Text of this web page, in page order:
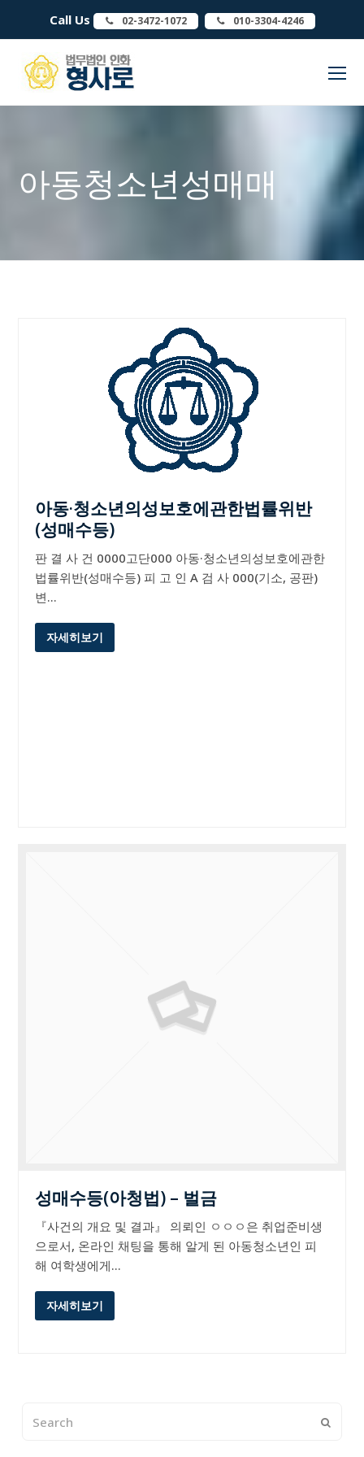
Call Us 02-3472-1072 010-3304-4246
아동청소년성매매
아동·청소년의성보호에관한법률위반
(성매수등)
판 결 사 건 0000고단000 아동·청소년의성보호에관한
법률위반(성매수등) 피 고 인 A 검 사 000(기소, 공판)
변…
자세히보기
성매수등(아청법) – 벌금
『사건의 개요 및 결과』 의뢰인 ㅇㅇㅇ은 취업준비생
으로서, 온라인 채팅을 통해 알게 된 아동청소년인 피
해 여학생에게…
자세히보기